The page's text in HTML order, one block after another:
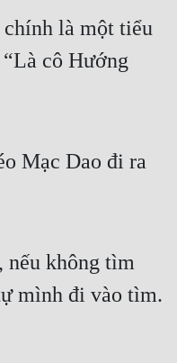
là một tiểu
cô Hướng
Mạc Dao đi ra
nếu không tìm
mình đi vào tìm.